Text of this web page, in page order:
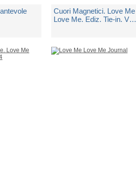
Cuori Magnetici. Love Me
Love Me. Ediz. Tie-in. Vol.